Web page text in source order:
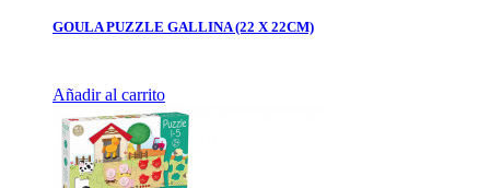
GOULA PUZZLE GALLINA (22 X 22CM)
Añadir al carrito